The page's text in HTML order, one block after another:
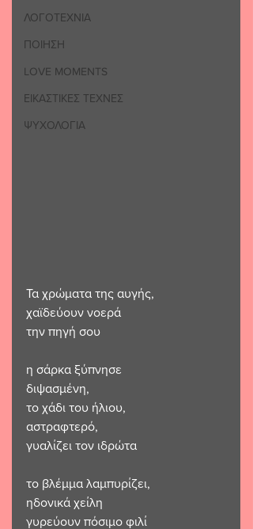
ΛΟΓΟΤΕΧΝΙΑ
ΠΟΙΗΣΗ
LOVE MOMENTS
ΕΙΚΑΣΤΙΚΕΣ ΤΕΧΝΕΣ
ΨΥΧΟΛΟΓΙΑ
Τα χρώματα της αυγής,
χαϊδεύουν νοερά
την πηγή σου
η σάρκα ξύπνησε
διψασμένη,
το χάδι του ήλιου,
αστραφτερό,
γυαλίζει τον ιδρώτα
το βλέμμα λαμπυρίζει,
ηδονικά χείλη
γυρεύουν πόσιμο φιλί